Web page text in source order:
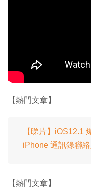
【熱門文章】
【睇片】iOS12.1
iPhone 通訊錄聯
【熱門文章】